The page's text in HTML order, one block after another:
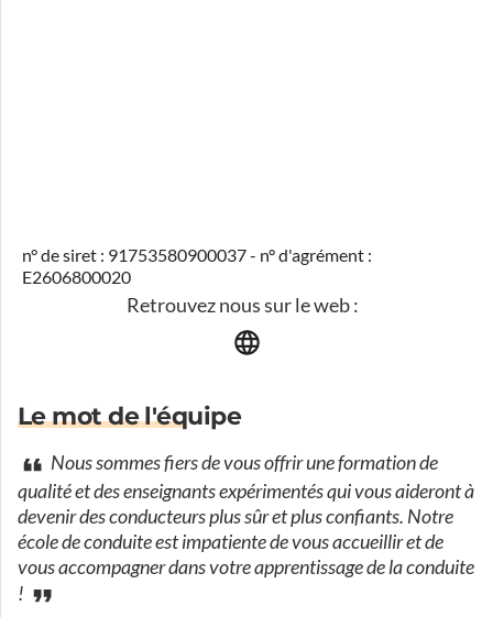
n° de siret : 91753580900037 - n° d'agrément :
E2606800020
Retrouvez nous sur le web :
Le mot de l'équipe
Nous sommes fiers de vous offrir une formation de
qualité et des enseignants expérimentés qui vous aideront à
devenir des conducteurs plus sûr et plus confiants. Notre
école de conduite est impatiente de vous accueillir et de
vous accompagner dans votre apprentissage de la conduite
!